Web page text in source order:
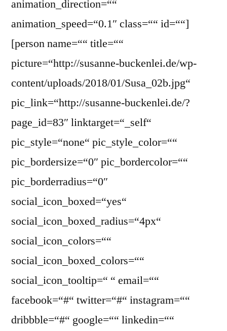
animation_direction=““
animation_speed=“0.1″ class=““ id=““]
[person name=““ title=““
picture=“http://susanne-buckenlei.de/wp-
content/uploads/2018/01/Susa_02b.jpg“
pic_link=“http://susanne-buckenlei.de/?
page_id=83″ linktarget=“_self“
pic_style=“none“ pic_style_color=““
pic_bordersize=“0″ pic_bordercolor=““
pic_borderradius=“0″
social_icon_boxed=“yes“
social_icon_boxed_radius=“4px“
social_icon_colors=““
social_icon_boxed_colors=““
social_icon_tooltip=“ “ email=““
facebook=“#“ twitter=“#“ instagram=““
dribbble=“#“ google=““ linkedin=““